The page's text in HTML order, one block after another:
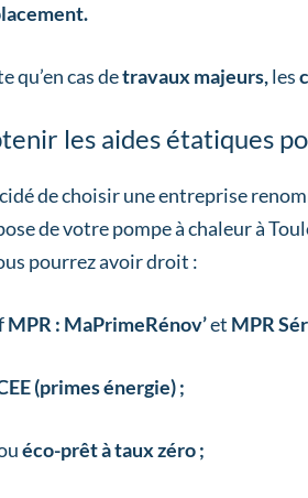
qu’en cas detravaux majeurs,les
les aides étatiques
de choisir une entreprise
de votre pompe à chaleur à
pourrez avoir droit :
MPR : MaPrimeRénov’et MPR
(primes énergie) ;
éco-prêt à taux zéro ;